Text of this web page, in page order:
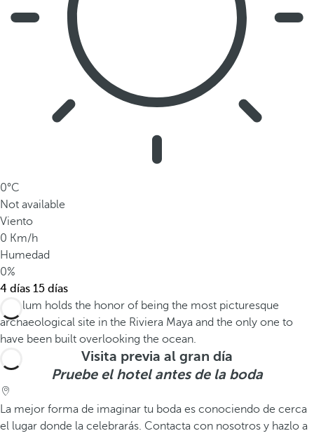
0°C
Not available
Viento
0 Km/h
Humedad
0%
4 días 15 días
Visita previa al gran día
Pruebe el hotel antes de la boda
La mejor forma de imaginar tu boda es conociendo de cerca
el lugar donde la celebrarás. Contacta con nosotros y hazlo a